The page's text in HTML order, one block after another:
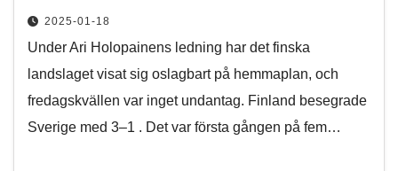
2025-01-18
Under Ari Holopainens ledning har det finska
landslaget visat sig oslagbart på hemmaplan, och
fredagskvällen var inget undantag. Finland besegrade
Sverige med 3–1 . Det var första gången på fem…